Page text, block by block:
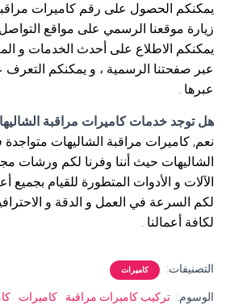
يمكنكم الحصول على رقم كاميرات
زيارة موقعنا الرسمي على مواقع التواصل
يمكنكم الاطلاع على أحدث الخدمات و
عبر صفحتنا الرسمية ، و يمكنكم التعرف
عبرها .
هل توجد خدمات كاميرات مراقبة
نعم, كاميرات مراقبة الشاليهات
الشاليهات حيث أننا وفرنا لكم ورشات
الآلات و الأدوات المتطورة للقيام بجميع
لكم السرعة في العمل و الدقة و
لكافة أعمالنا .
التصنيفات: كاميرات
الوسوم: تركيب كاميرات مراقبة كاميرات